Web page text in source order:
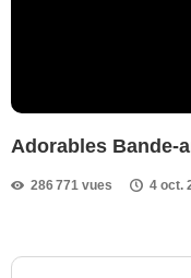
Adorables Bande-
286 771 vues 4 oct.